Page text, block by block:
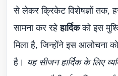
से लेकर क्रिकेट विशेषज्ञों तक,
सामना कर रहेहार्दिकको इस
मिला है, जिन्होंने इस आलोचना
है। यह सीजन हार्दिक के लिए